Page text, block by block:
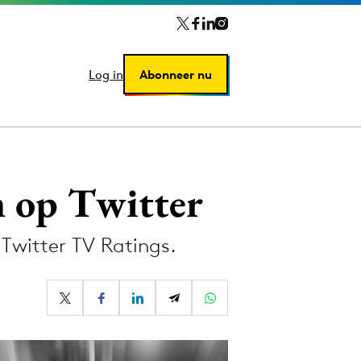
Log in Abonneer nu
Log in Abonneer nu
op Twitter
TV Ratings.